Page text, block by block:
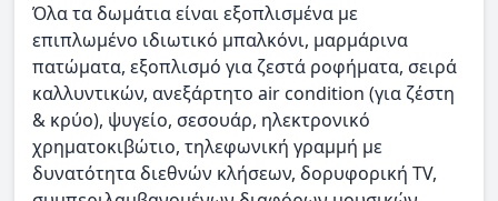
Όλα τα δωμάτια είναι εξοπλισμένα με
επιπλωμένο ιδιωτικό μπαλκόνι, μαρμάρινα
πατώματα, εξοπλισμό για ζεστά ροφήματα, σειρά
καλλυντικών, ανεξάρτητο air condition (για ζέστη
& κρύο), ψυγείο, σεσουάρ, ηλεκτρονικό
χρηματοκιβώτιο, τηλεφωνική γραμμή με
δυνατότητα διεθνών κλήσεων, δορυφορική TV,